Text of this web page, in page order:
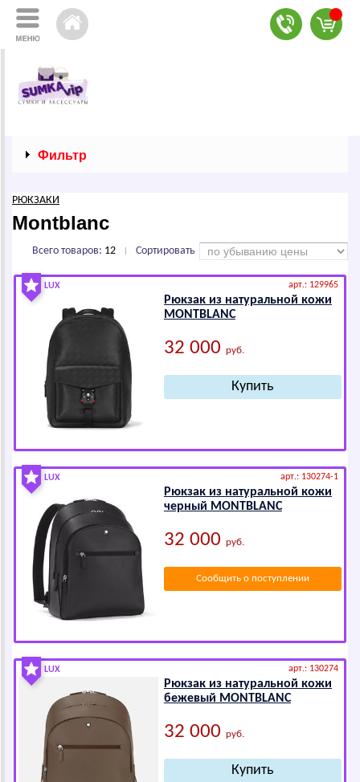
Фильтр
РЮКЗАКИ
Montblanc
Всего товаров: 12 Сортировать
LUX арт.: 129965
Рюкзак из натуральной кожи
МОNТВLАNС
32 000 руб.
LUX арт.: 130274-1
Рюкзак из натуральной кожи
черный МОNТВLАNС
32 000 руб.
Сообщить о поступлении
LUX арт.: 130274
Рюкзак из натуральной кожи
бежевый МОNТВLАNС
32 000 руб.